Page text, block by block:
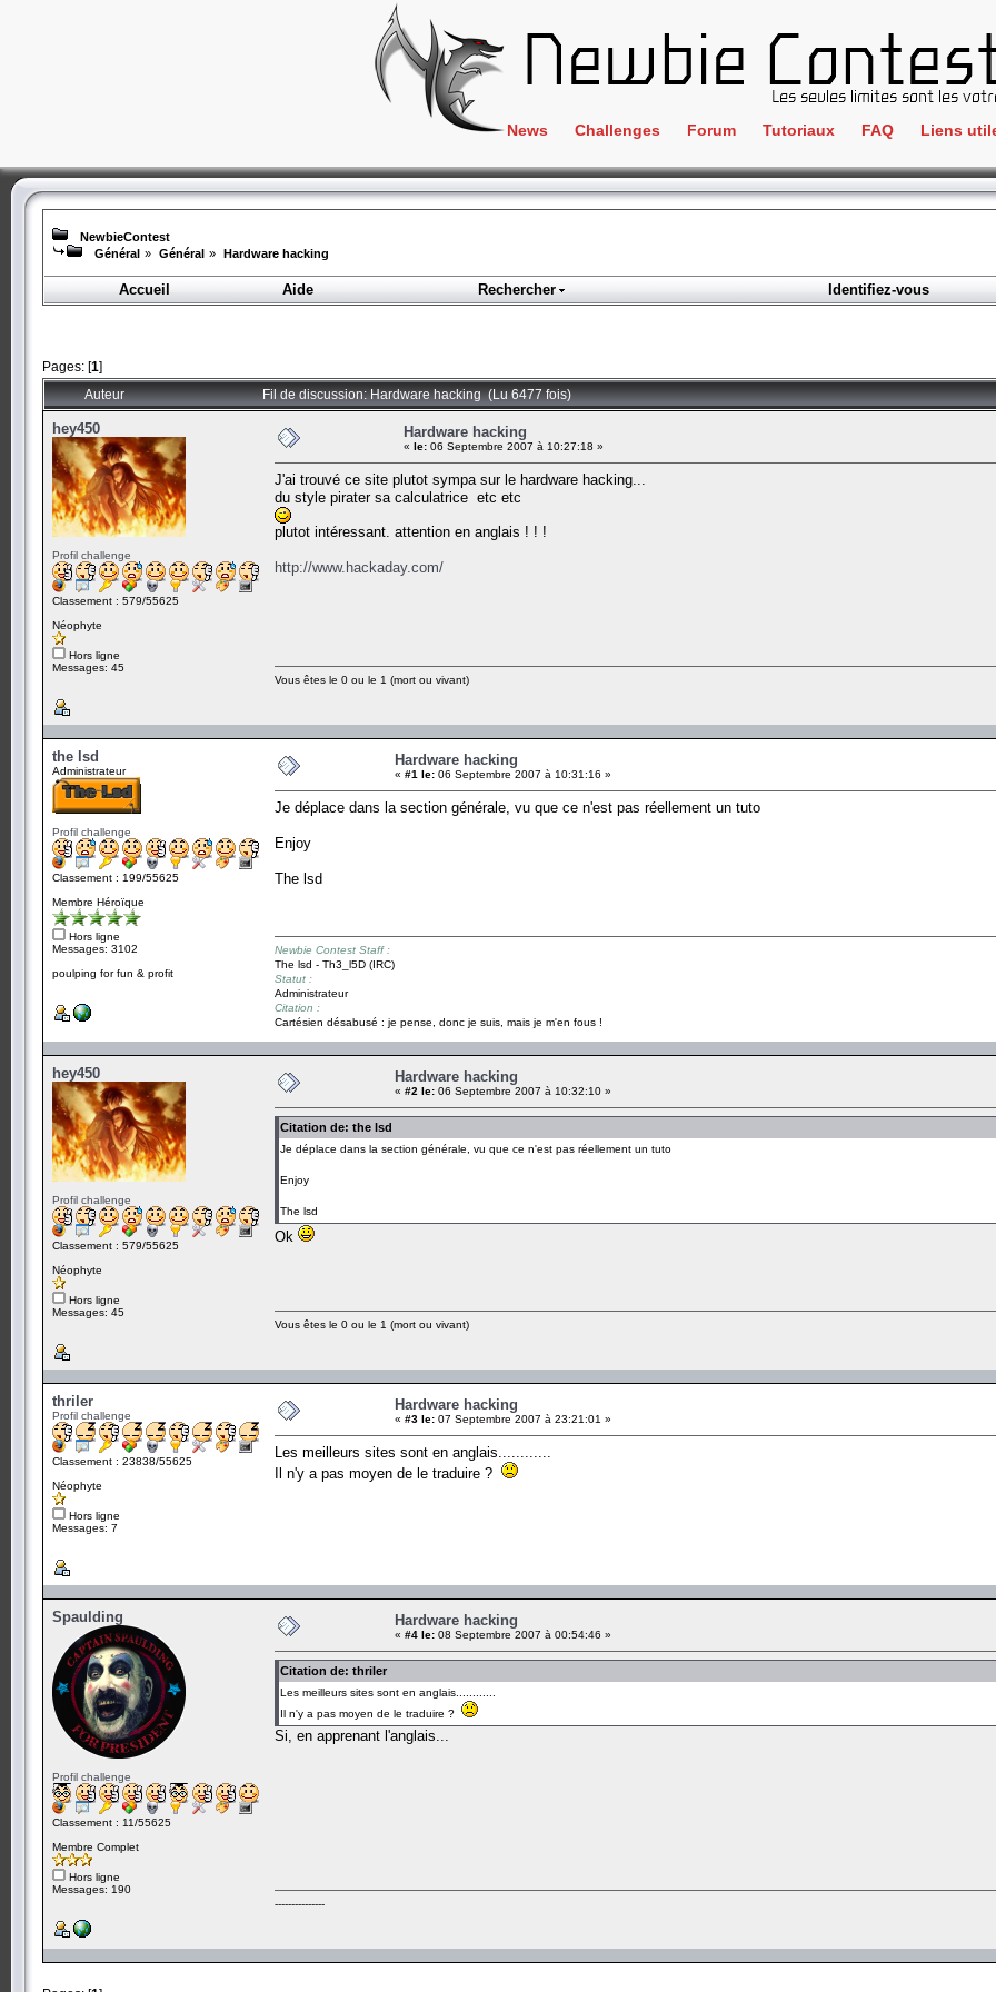
News Challenges
Crackme
ClientSide
Forensics
Programmation
Wargame
Forum Tutoriaux FAQ Liens
IRC
NewbieContest
Général » Général » Hardware hacking
Accueil
Aide Rechercher Identifiez-vous
Pages: [1]
Auteur Fil de discussion: Hardware hacking (Lu 6477 fois)
hey450
Profil challenge
Classement : 579/55625
Néophyte
Hors ligne
Messages: 45
Hardware hacking
« le: 06 Septembre 2007 à 10:27:18 »
J'ai trouvé ce site plutot sympa sur le hardware hacking...
du style pirater sa calculatrice etc etc
plutot intéressant. attention en anglais ! ! !
http://www.hackaday.com/
Vous êtes le 0 ou le 1 (mort ou vivant)
the lsd
Administrateur
Profil challenge
Classement : 199/55625
Membre Héroïque
Hors ligne
Messages: 3102
poulping for fun & profit
Hardware hacking
« #1 le: 06 Septembre 2007 à 10:31:16 »
Je déplace dans la section générale, vu que ce n'est pas réellement un tuto
Enjoy
The lsd
Newbie Contest Staff :
The lsd - Th3_l5D (IRC)
Statut :
Administrateur
Citation :
Cartésien désabusé : je pense, donc je suis, mais je m'en fous !
hey450
Profil challenge
Classement : 579/55625
Néophyte
Hors ligne
Messages: 45
Hardware hacking
« #2 le: 06 Septembre 2007 à 10:32:10 »
Citation de: the lsd
Je déplace dans la section générale, vu que ce n'est pas réellement un tuto
Enjoy
The lsd
Ok
Vous êtes le 0 ou le 1 (mort ou vivant)
thriler
Profil challenge
Classement : 23838/55625
Néophyte
Hors ligne
Messages: 7
Hardware hacking
« #3 le: 07 Septembre 2007 à 23:21:01 »
Les meilleurs sites sont en anglais............
Il n'y a pas moyen de le traduire ?
Spaulding
Profil challenge
Classement : 11/55625
Membre Complet
Hors ligne
Messages: 190
Hardware hacking
« #4 le: 08 Septembre 2007 à 00:54:46 »
Citation de: thriler
Les meilleurs sites sont en anglais............
Il n'y a pas moyen de le traduire ?
Si, en apprenant l'anglais...
---------------